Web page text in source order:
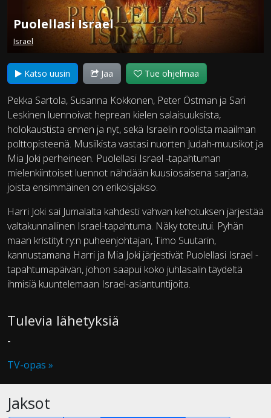
Puolellasi Israel
Israel
Katso uusin Jaa Tue ohjelmaa
Pekka Sartola, Susanna Kokkonen, Peter Östman ja Sari
Leskinen luennoivat heprean kielen salaisuuksista,
holokaustista ennen ja nyt, sekä Israelin roolista maailman
polttopisteenä. Musiikista vastasi nuorten Judah-muusikot ja
Mia Joki perheineen. Puolellasi Israel -tapahtuman
mielenkiintoiset luennot nähdään kuusiosaisena sarjana,
joista ensimmäinen on erikoisjakso.
Harri Joki sai Jumalalta kahdesti vahvan kehotuksen järjestää
valtakunnallinen Israel-tapahtuma. Näky toteutui. Pyhän
maan kristityt ry:n puheenjohtajan, Timo Suutarin,
kannustamana Harri ja Mia Joki järjestivät Puolellasi Israel -
tapahtumapäivän, johon saapui koko juhlasalin täydeltä
ihmisiä kuuntelemaan Israel-asiantuntijoita.
Tulevia lähetyksiä
-
TV-opas »
Jaksot